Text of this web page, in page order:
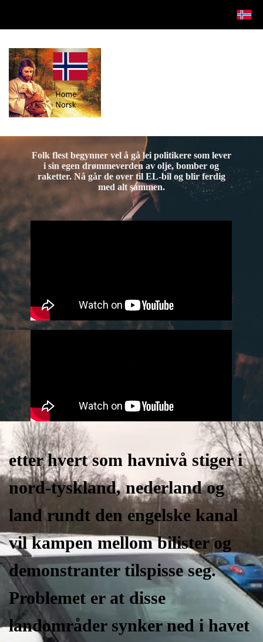
Folk flest begynner vel å gå lei politikere som lever
i sin egen drømmeverden av olje, bomber og
raketter. Nå går de over til EL-bil og blir ferdig
med alt sammen.
etter hvert som havnivå stiger i
nord-tyskland, nederland og
land rundt den engelske kanal
vil kampen mellom bilister og
demonstranter tilspisse seg.
Problemet er at disse
landområder synker ned i havet